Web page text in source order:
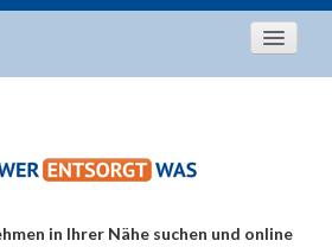
Entsorgungstipps
Über uns
in Ihrer Nähe suchen und online